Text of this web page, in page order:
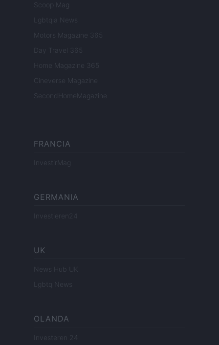
Scoop Mag
Lgbtqia News
Motors Magazine 365
Day Travel 365
Home Magazine 365
Cineverse Magazine
SecondHomeMagazine
FRANCIA
InvestirMag
GERMANIA
Investieren24
UK
News Hub UK
Lgbtq News
OLANDA
Investeren 24